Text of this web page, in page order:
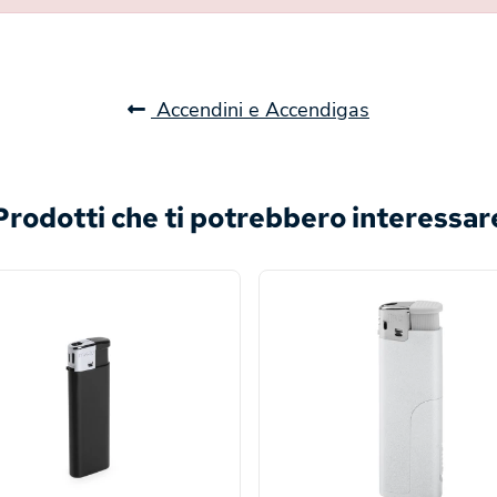
Accendini e Accendigas
che ti potrebbero